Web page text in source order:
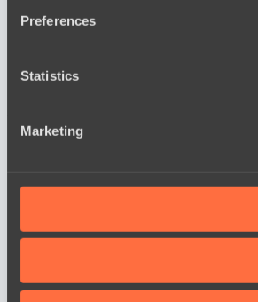
section
our traffic. We also share information
Preferences
Statistics
Marketing
Destiny League 2026 Season 48
LSG